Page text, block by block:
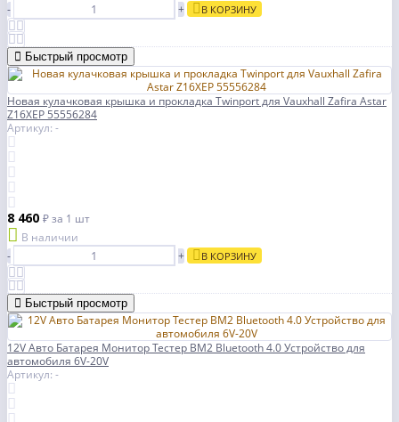
-
+ В КОРЗИНУ
Быстрый просмотр
Новая кулачковая крышка и прокладка Twinport для Vauxhall Zafira Astar
Z16XEP 55556284
Артикул: -
8 460 ₽за 1 шт
В наличии
-
+ В КОРЗИНУ
Быстрый просмотр
12V Авто Батарея Монитор Тестер BM2 Bluetooth 4.0 Устройство для
автомобиля 6V-20V
Артикул: -